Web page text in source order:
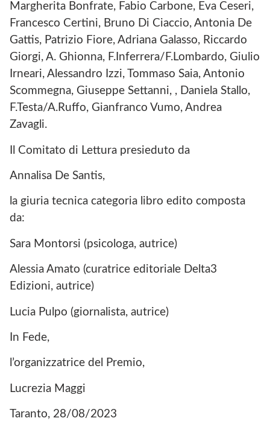
L
E
M
U
S
E
P
R
Margherita Bonfrate, Fabio Carbone, Eva Ceseri,
Francesco Certini, Bruno Di Ciaccio, Antonia De
Gattis, Patrizio Fiore, Adriana Galasso, Riccardo
Giorgi, A. Ghionna, F.Inferrera/F.Lombardo, Giulio
Irneari, Alessandro Izzi, Tommaso Saia, Antonio
Scommegna, Giuseppe Settanni, , Daniela Stallo,
F.Testa/A.Ruffo, Gianfranco Vumo, Andrea
Zavagli.
Il Comitato di Lettura presieduto da
Annalisa De Santis,
la giuria tecnica categoria libro edito composta
da:
Sara Montorsi (psicologa, autrice)
Alessia Amato (curatrice editoriale Delta3
Edizioni, autrice)
Lucia Pulpo (giornalista, autrice)
In Fede,
l’organizzatrice del Premio,
Lucrezia Maggi
Taranto, 28/08/2023